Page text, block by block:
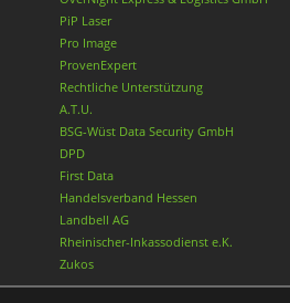
PiP Laser
Pro Image
ProvenExpert
Rechtliche Unterstützung
A.T.U.
BSG-Wüst Data Security GmbH
DPD
First Data
Handelsverband Hessen
Landbell AG
Rheinischer-Inkassodienst e.K.
Zukos